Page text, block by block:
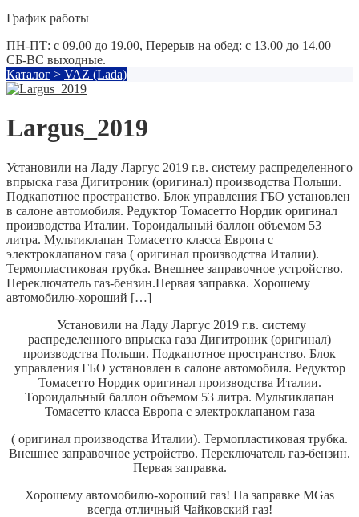
График работы
ПН-ПТ: с 09.00 до 19.00, Перерыв на обед: с 13.00 до 14.00
СБ-ВС выходные.
Каталог > VAZ (Lada)
Largus_2019
Установили на Ладу Ларгус 2019 г.в. систему распределенного
впрыска газа Дигитроник (оригинал) производства Польши.
Подкапотное пространство. Блок управления ГБО установлен
в салоне автомобиля. Редуктор Томасетто Нордик оригинал
производства Италии. Тороидальный баллон объемом 53
литра. Мультиклапан Томасетто класса Европа с
электроклапаном газа ( оригинал производства Италии).
Термопластиковая трубка. Внешнее заправочное устройство.
Переключатель газ-бензин.Первая заправка. Хорошему
автомобилю-хороший […]
Установили на Ладу Ларгус 2019 г.в. систему
распределенного впрыска газа Дигитроник (оригинал)
производства Польши. Подкапотное пространство. Блок
управления ГБО установлен в салоне автомобиля. Редуктор
Томасетто Нордик оригинал производства Италии.
Тороидальный баллон объемом 53 литра. Мультиклапан
Томасетто класса Европа с электроклапаном газа
( оригинал производства Италии). Термопластиковая трубка.
Внешнее заправочное устройство. Переключатель газ-бензин.
Первая заправка.
Хорошему автомобилю-хороший газ! На заправке MGas
всегда отличный Чайковский газ!